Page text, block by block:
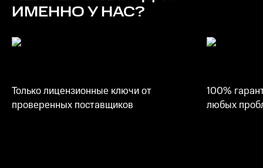
ИМЕННО У НАС?
Только лицензионные ключи от
проверенных поставщиков
100%
любых